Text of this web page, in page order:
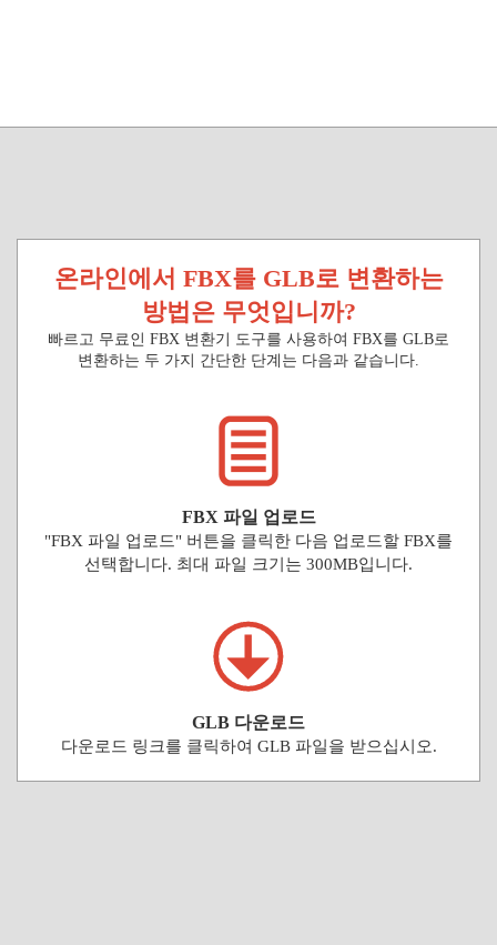
온라인에서 FBX를 GLB로 변환하는
방법은 무엇입니까?
빠르고 무료인 FBX 변환기 도구를 사용하여 FBX를 GLB로
변환하는 두 가지 간단한 단계는 다음과 같습니다.
FBX 파일 업로드
"FBX 파일 업로드" 버튼을 클릭한 다음 업로드할 FBX를
선택합니다. 최대 파일 크기는 300MB입니다.
GLB 다운로드
다운로드 링크를 클릭하여 GLB 파일을 받으십시오.